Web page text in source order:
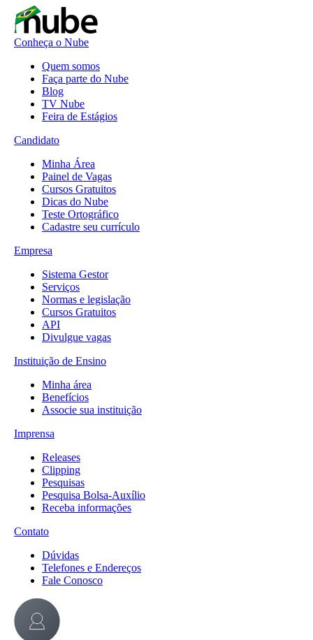
Conheça o Nube
Quem somos
Faça parte do Nube
Blog
TV Nube
Feira de Estágios
Candidato
Minha Área
Painel de Vagas
Cursos Gratuitos
Dicas do Nube
Teste Ortográfico
Cadastre seu currículo
Empresa
Sistema Gestor
Serviços
Normas e legislação
Cursos Gratuitos
API
Divulgue vagas
Instituição de Ensino
Minha área
Benefícios
Associe sua instituição
Imprensa
Releases
Clipping
Pesquisas
Pesquisa Bolsa-Auxílio
Receba informações
Contato
Dúvidas
Telefones e Endereços
Fale Conosco